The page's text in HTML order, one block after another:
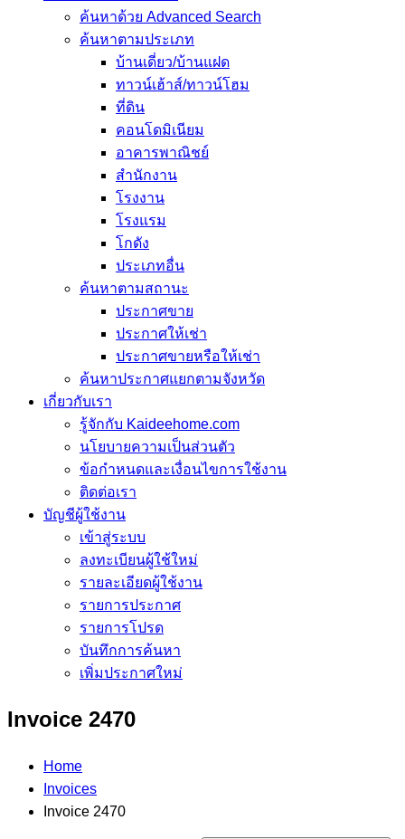
ค้นหาด้วย Advanced Search
ค้นหาตามประเภท
บ้านเดี่ยว/บ้านแฝด
ทาวน์เฮ้าส์/ทาวน์โฮม
ที่ดิน
คอนโดมิเนียม
อาคารพาณิชย์
สำนักงาน
โรงงาน
โรงแรม
โกดัง
ประเภทอื่น
ค้นหาตามสถานะ
ประกาศขาย
ประกาศให้เช่า
ประกาศขายหรือให้เช่า
ค้นหาประกาศแยกตามจังหวัด
เกี่ยวกับเรา
รู้จักกับ Kaideehome.com
นโยบายความเป็นส่วนตัว
ข้อกำหนดและเงื่อนไขการใช้งาน
ติดต่อเรา
บัญชีผู้ใช้งาน
เข้าสู่ระบบ
ลงทะเบียนผู้ใช้ใหม่
รายละเอียดผู้ใช้งาน
รายการประกาศ
รายการโปรด
บันทึกการค้นหา
เพิ่มประกาศใหม่
Invoice 2470
Home
Invoices
Invoice 2470